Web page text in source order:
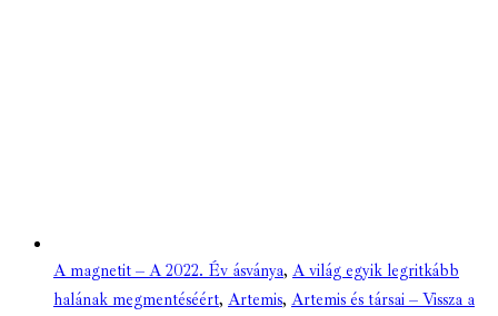
A magnetit – A 2022. Év ásványa, A világ egyik legritkább
halának megmentéséért, Artemis, Artemis és társai – Vissza a